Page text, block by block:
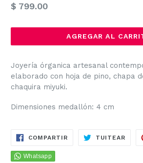
Precio
$ 799.00
AGREGAR AL
Joyería órganica artesanal
elaborado con hoja de pino, chapa
chaquira miyuki.
Dimensiones medallón: 4 cm
COMPARTIRCOMPARTIRTUITEAR